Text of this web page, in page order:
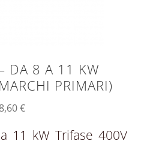
DA 8 A 11 KW
PRIMARI)
€
11 kW Trifase 400V